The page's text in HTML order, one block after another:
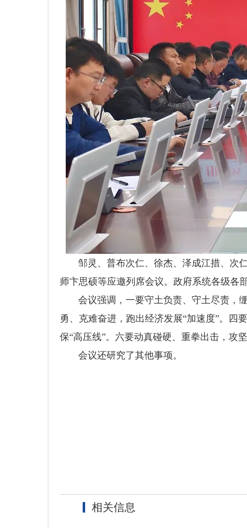
邹灵、普布次仁、徐杰、泽成江措、次
师卞思硕等应邀列席会议。政府系统各级各
会议强调，一要守土负责、守土尽责，
勇、克难奋进，跑出经济发展“加速度”。四
保“高压线”。六要动真碰硬、重拳出击，攻坚
会议还研究了其他事项。
相关信息